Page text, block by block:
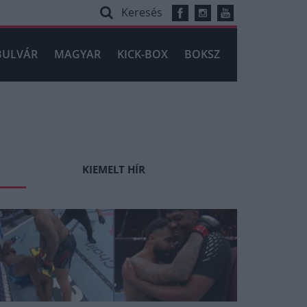
Keresés
MAGYAR KICK-BOX BOKSZ
KIEMELT HÍR